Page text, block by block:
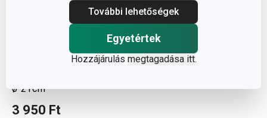
További lehetőségek
Egyetértek
Hozzájárulás megtagadása itt.
ø 21cm
3 950 Ft